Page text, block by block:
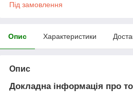
Під замовлення
Опис Характеристики
Опис
Докладна інформація про